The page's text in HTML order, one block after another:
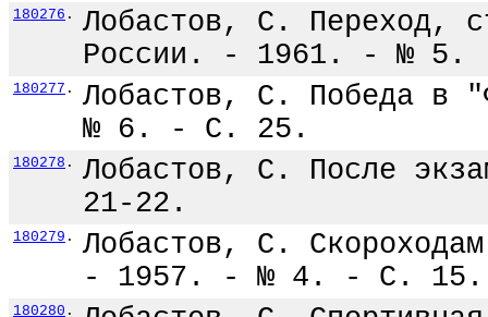
180276 .
Лобастов, С. Переход,
России. - 1961. - №
180277 .
Лобастов, С. Победа в
№ 6. - С. 25.
180278 .
Лобастов, С. После
21-22.
180279 .
Лобастов, С.
- 1957. - № 4. - С. 15.
180280 .